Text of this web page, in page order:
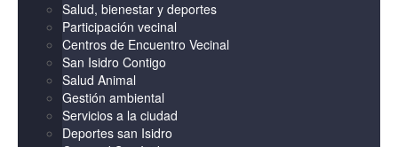
Salud, bienestar y deportes
Participación vecinal
Centros de Encuentro Vecinal
San Isidro Contigo
Salud Animal
Gestión ambiental
Servicios a la ciudad
Deportes san Isidro